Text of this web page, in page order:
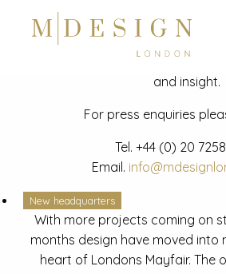
News
Latest mdesign development
and insight.
For press enquiries
Tel. +44 (0) 20
Email.
New headquarters
With more projects coming on
months design have moved into
heart of Londons Mayfair. The